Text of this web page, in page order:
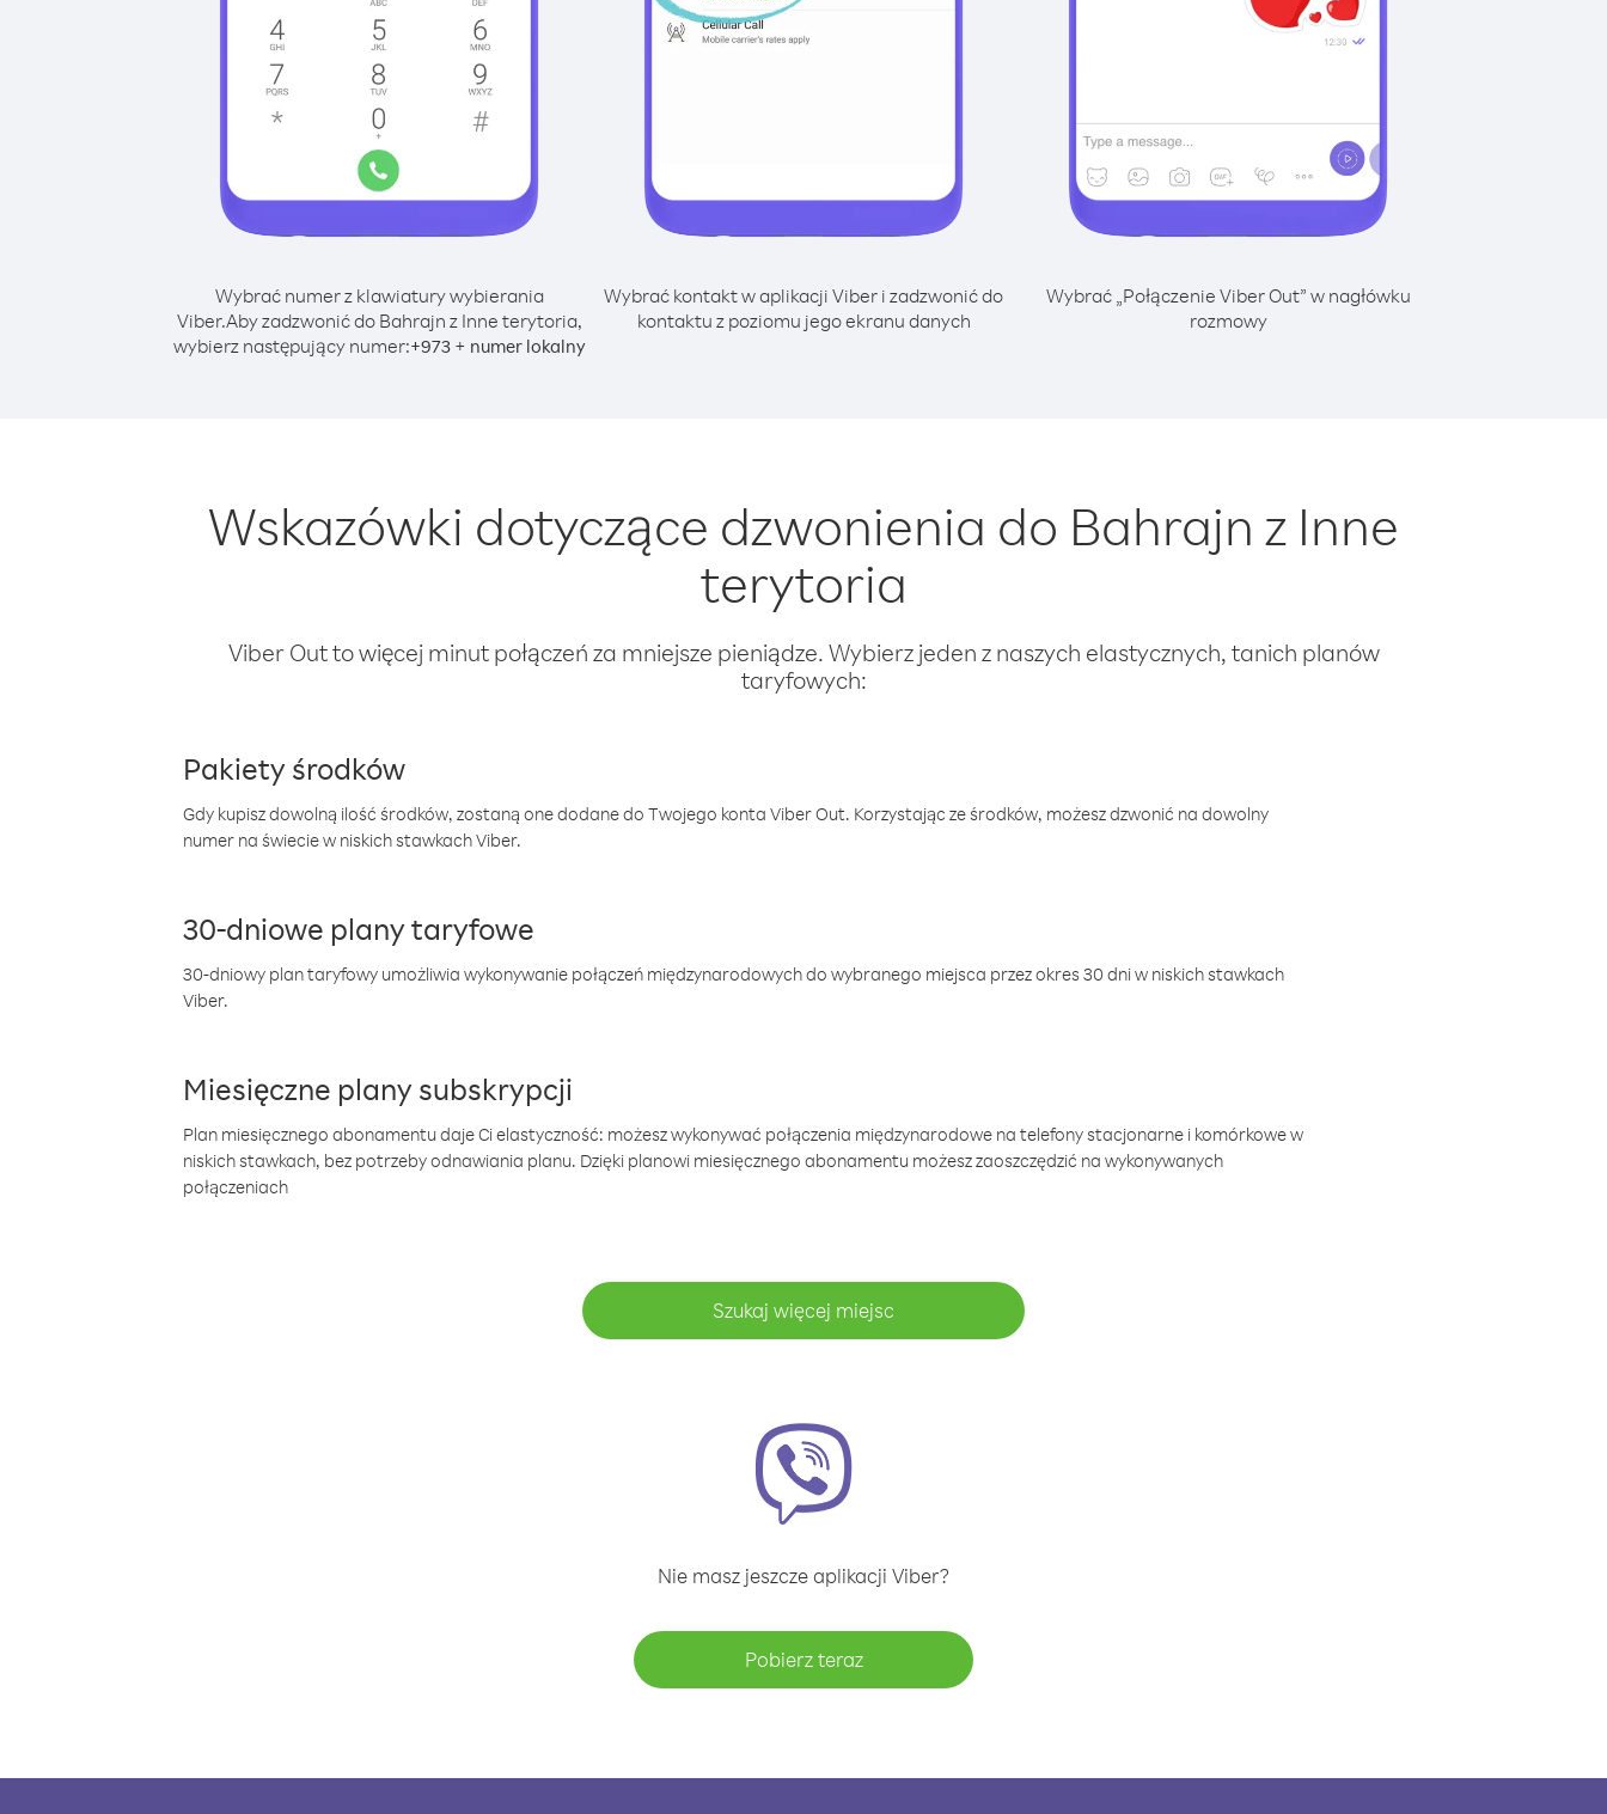
Wybrać numer z klawiatury wybierania
Viber.Aby zadzwonić do Bahrajn z Inne terytoria,
wybierz następujący numer:+973+ numer lokalny
Wybrać kontakt w aplikacji Viber i zadzwonić do
kontaktu z poziomu jego ekranu danych
Wybrać „Połączenie Viber Out” w nagłówku
rozmowy
Wskazówki dotyczące dzwonienia do Bahrajn z Inne
terytoria
Viber Out to więcej minut połączeń za mniejsze pieniądze. Wybierz jeden z naszych elastycznych, tanich planów
taryfowych:
Pakiety środków
Gdy kupisz dowolną ilość środków, zostaną one dodane do Twojego konta Viber Out. Korzystając ze środków, możesz dzwonić na dowolny
numer na świecie w niskich stawkach Viber.
30-dniowe plany taryfowe
30-dniowy plan taryfowy umożliwia wykonywanie połączeń międzynarodowych do wybranego miejsca przez okres 30 dni w niskich stawkach
Viber.
Miesięczne plany subskrypcji
Plan miesięcznego abonamentu daje Ci elastyczność: możesz wykonywać połączenia międzynarodowe na telefony stacjonarne i komórkowe w
niskich stawkach, bez potrzeby odnawiania planu. Dzięki planowi miesięcznego abonamentu możesz zaoszczędzić na wykonywanych
połączeniach
Szukaj więcej miejsc
Nie masz jeszcze aplikacji Viber?
Pobierz teraz